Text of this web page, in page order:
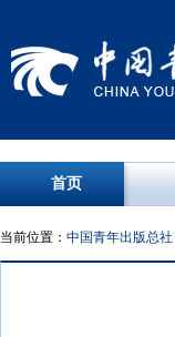
首页
当前位置： 中国青年出版总社